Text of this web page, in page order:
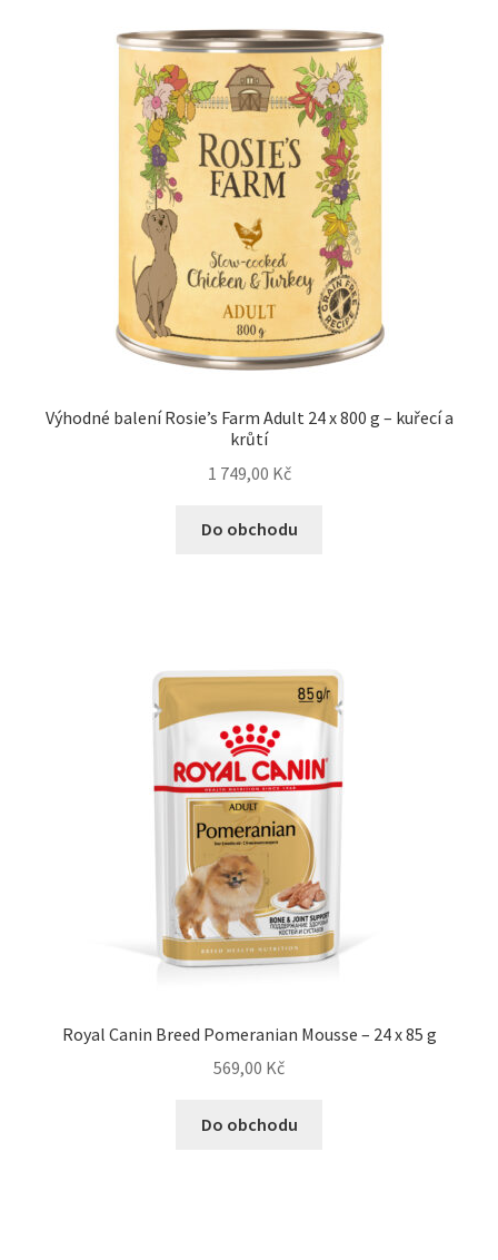
Výhodné balení Rosie’s Farm Adult 24 x 800 g – kuřecí a
krůtí
1 749,00 Kč
Do obchodu
Royal Canin Breed Pomeranian Mousse – 24 x 85 g
569,00 Kč
Do obchodu